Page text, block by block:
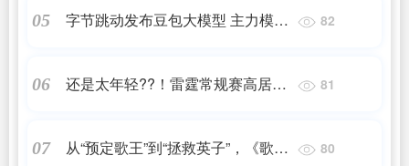
05
字节跳动发布豆包大模型 主力模型
82
06
还是太年轻??！雷霆常规赛高居西
81
07
从“预定歌王”到“拯救英子”，《歌手
80